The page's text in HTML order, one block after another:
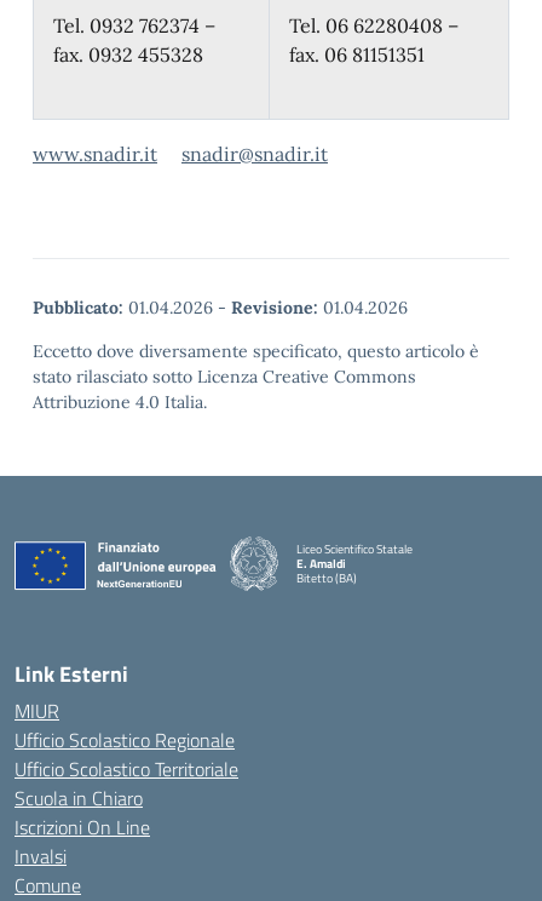
Tel. 0932 762374 –
fax. 0932 455328
Tel. 06 62280408 –
fax. 06 81151351
www.snadir.it snadir@snadir.it
Pubblicato: 01.04.2026 - Revisione: 01.04.2026
Eccetto dove diversamente specificato, questo articolo è
stato rilasciato sotto Licenza Creative Commons
Attribuzione 4.0 Italia.
Liceo Scientifico Statale
E. Amaldi
Bitetto (BA)
Link Esterni
MIUR
Ufficio Scolastico Regionale
Ufficio Scolastico Territoriale
Scuola in Chiaro
Iscrizioni On Line
Invalsi
Comune